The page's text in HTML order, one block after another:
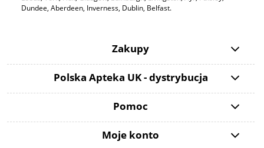
Dundee, Aberdeen, Inverness, Dublin, Belfast.
Zakupy
Polska Apteka UK - dystrybucja
Pomoc
Moje konto